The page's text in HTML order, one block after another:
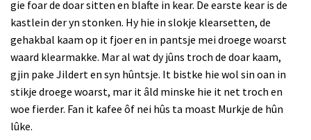
gie foar de doar sitten en blafte in kear. De earste kear is de
kastlein der yn stonken. Hy hie in slokje klearsetten, de
gehakbal kaam op it fjoer en in pantsje mei droege woarst
waard klearmakke. Mar al wat dy jûns troch de doar kaam,
gjin pake Jildert en syn hûntsje. It bistke hie wol sin oan in
stikje droege woarst, mar it âld minske hie it net troch en
woe fierder. Fan it kafee ôf nei hûs ta moast Murkje de hûn
lûke.